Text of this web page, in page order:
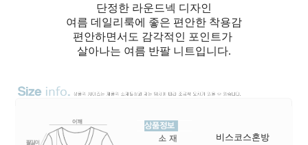
단정한 라운드넥 디자인
여름 데일리룩에 좋은 편안한 착용감
편안하면서도 감각적인 포인트가
살아나는 여름 반팔 니트입니다.
비스코스혼방